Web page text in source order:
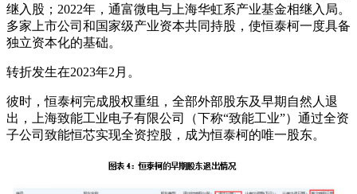
继入股；2022年，通富微电与上海华虹系产业基金相继入局。
多家上市公司和国家级产业资本共同持股，使恒泰柯一度具备
独立资本化的基础。
转折发生在2023年2月。
彼时，恒泰柯完成股权重组，全部外部股东及早期自然人退
出，上海致能工业电子有限公司（下称“致能工业”）通过全资
子公司致能恒芯实现全资控股，成为恒泰柯的唯一股东。